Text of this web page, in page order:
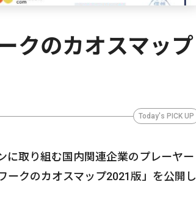
クのカオスマップ
Today's PICK UP
に取り組む国内関連企業のプレーヤー
ークのカオスマップ2021版」を公開し